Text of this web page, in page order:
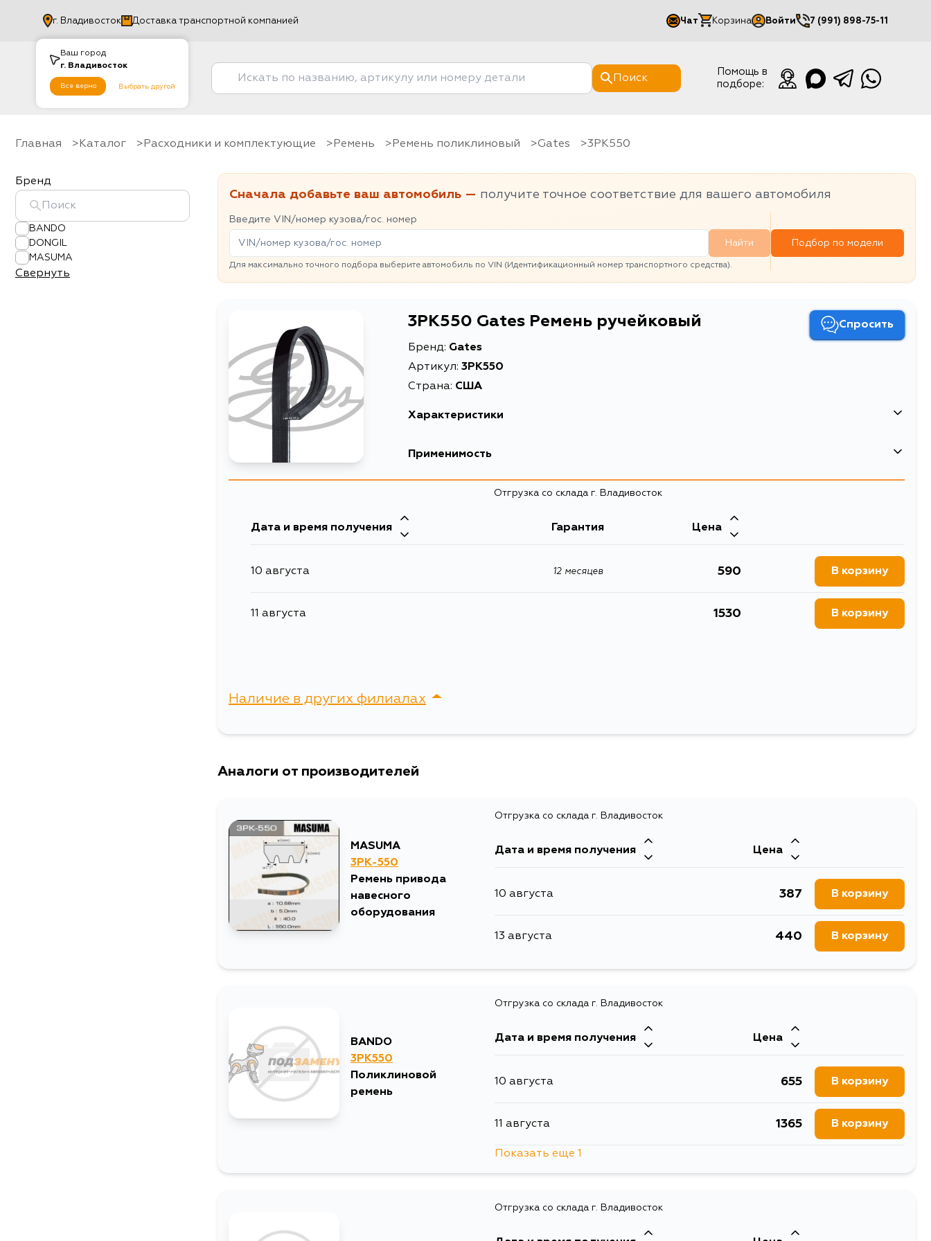
Ваш город
г. Владивосток
Все верно Выбрать другой
г. Владивосток Доставка транспортной компанией Чат Корзина Войти
Мой кабинет
7 (991) 898-75-11
Поиск
Помощь в
подборе:
Главная Каталог Расходники и комплектующие Ремень Ремень поликлиновый Gates 3PK550
Бренд
BANDO
DONGIL
MASUMA
Свернуть
Сначала добавьте ваш автомобиль — получите точное соответствие для вашего автомобиля
Введите VIN/номер кузова/гос. номер
Найти
Для максимально точного подбора выберите автомобиль по VIN (Идентификационный номер транспортного средства).
Подбор по модели
3PK550 Gates Ремень ручейковый Спросить
Бренд: Gates
Артикул:3PK550
Страна: США
Характеристики
EAN-13
Ремень ручейковый
Применимость
Отгрузка со склада г. Владивосток
Дата и время получения Гарантия Цена
10 августа 12 месяцев 590 В корзину
11 августа 1530 В корзину
Наличие в других филиалах
Аналоги от производителей
MASUMA
3PK-550
Ремень привода
навесного
оборудования
Отгрузка со склада г. Владивосток
Дата и время получения Цена
10 августа 387 В корзину
13 августа 440 В корзину
BANDO
3PK550
Поликлиновой
ремень
Отгрузка со склада г. Владивосток
Дата и время получения Цена
10 августа 655 В корзину
11 августа 1365 В корзину
Показать еще 1
Отгрузка со склада г. Владивосток